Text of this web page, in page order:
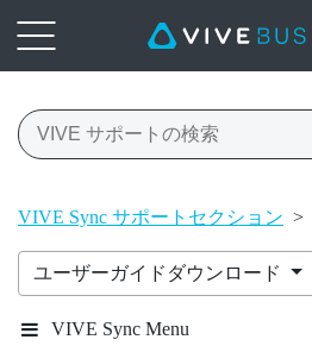
VIVE Sync サポートセクション >
ユーザーガイドダウンロード
VIVE Sync Menu